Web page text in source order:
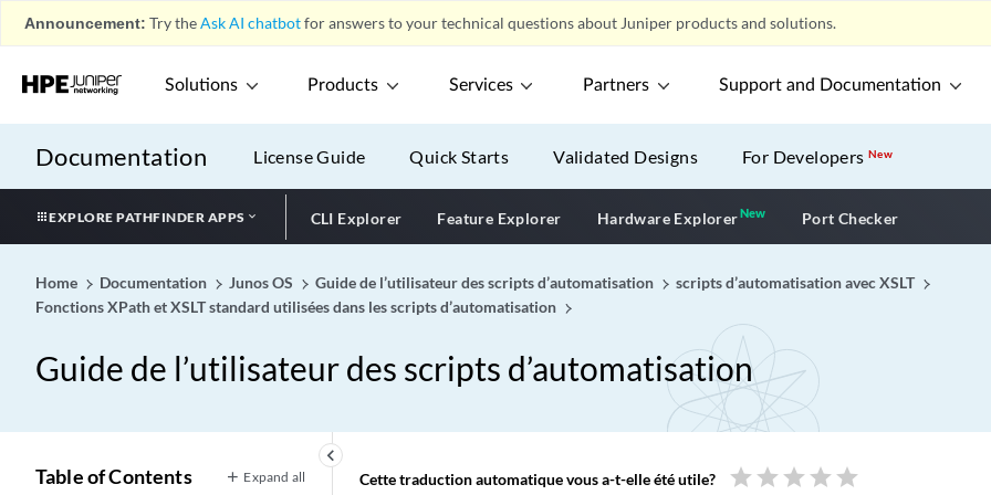
Announcement: Try theAsk AI chatbotfor answers to your technical questions about Juniper products and solutions.
Solutions Products Services Partners Support and Documentation
Documentation License Guide Quick Starts Validated Designs For DevelopersNew
EXPLORE PATHFINDER APPS CLI Explorer Feature Explorer Hardware ExplorerNewNew application
Port Checker
Home Documentation Junos OS Guide de l’utilisateur des scripts d’automatisation
scripts d’automatisation avec XSLT
Fonctions XPath et XSLT standard utilisées dans les scripts d’automatisation
Guide de l’utilisateur des scripts d’automatisation
keyboard_arrow_left
Table of Contents Expand all Cette traduction automatique vous a-t-elle été utile? star star star star star